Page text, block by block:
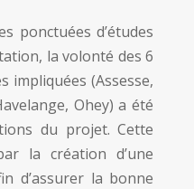
ponctuées d’études
la volonté des 6
impliquées (Assesse,
Ohey) a été
du projet. Cette
la création d’une
d’assurer la bonne